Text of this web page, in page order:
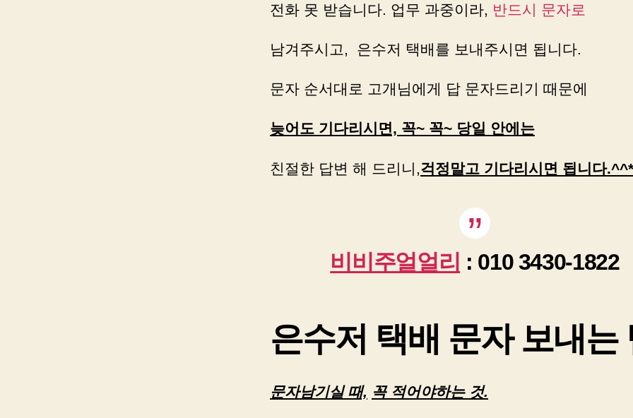
전화 못 받습니다. 업무 과중이라, 반드시 문자로
남겨주시고, 은수저 택배를 보내주시면 됩니다.
문자 순서대로 고개님에게 답 문자드리기 때문에
늦어도 기다리시면, 꼭~ 꼭~ 당일 안에는
친절한 답변 해 드리니,걱정말고 기다리시면 됩니다.^^*
비비주얼얼리 : 010 3430-1822
은수저 택배 문자 보내는
문자남기실 때, 꼭 적어야하는 것.